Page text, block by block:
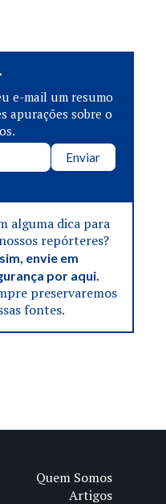
e-mail um resumo
apurações sobre o
Enviar
alguma dica para
repórteres?
envie em
por aqui.
preservaremos
fontes.
Quem Somos
Artigos